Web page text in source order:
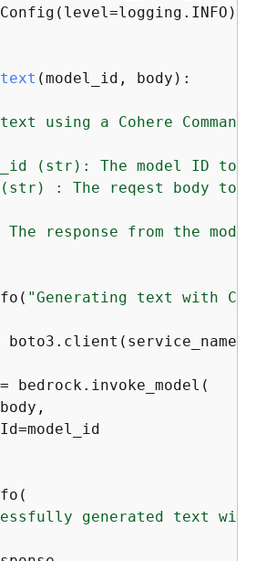
(model_id, body ):
using a Cohere Command
(str): The model ID to
: The reqest body to
The response from the
"Generating text with
boto3.client(service_name=
bedrock.invoke_model(
generated text with